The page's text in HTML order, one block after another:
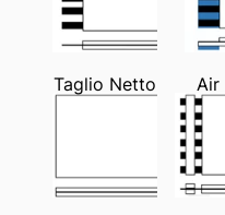
Taglio Netto Air